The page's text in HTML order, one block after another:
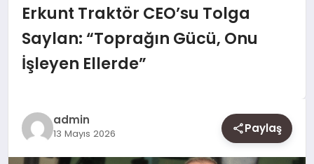
GÜNCEL
SAĞLIK
Erkunt Traktör CEO’su Tolga
Saylan: “Toprağın Gücü, Onu
İşleyen Ellerde”
admin
13 Mayıs 2026 Paylaş